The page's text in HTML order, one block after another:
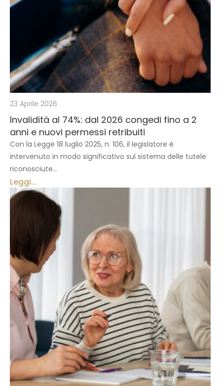
23 Aprile 2026
Invalidità al 74%: dal 2026 congedi fino a 2
anni e nuovi permessi retribuiti
Con la Legge 18 luglio 2025, n. 106, il legislatore è
intervenuto in modo significativo sul sistema delle tutele
riconosciute...
Leggi...